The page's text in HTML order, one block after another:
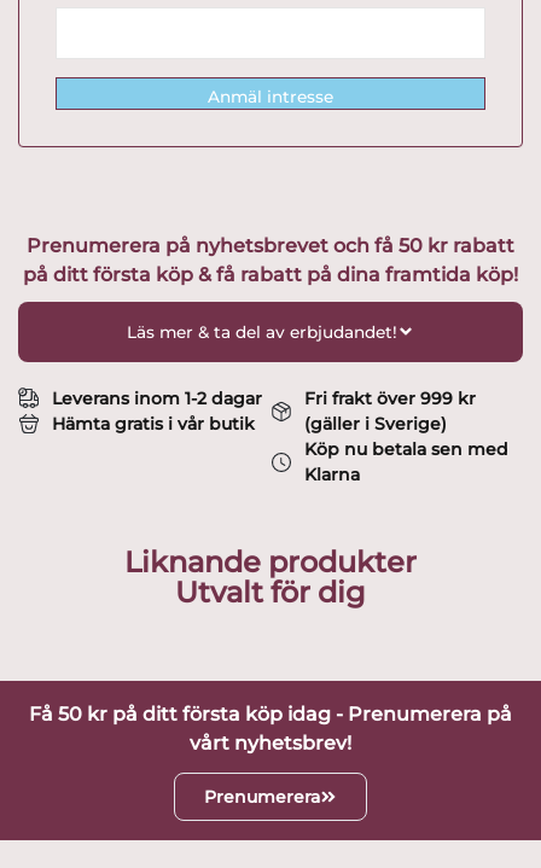
Anmäl intresse
Prenumerera på nyhetsbrevet och få 50 kr rabatt
på ditt första köp & få rabatt på dina framtida köp!
Läs mer & ta del av erbjudandet!
Leverans inom 1-2 dagar
Hämta gratis i vår butik
Fri frakt över 999 kr
(gäller i Sverige)
Köp nu betala sen med
Klarna
Liknande produkter
Utvalt för dig
Få 50 kr på ditt första köp idag - Prenumerera på
vårt nyhetsbrev!
Prenumerera